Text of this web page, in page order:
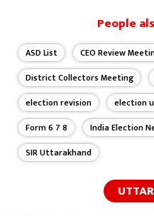
People
ASD List CEO Review
District Collectors Meeting
election revision
election
Form 6 7 8
India Election
SIR Uttarakhand